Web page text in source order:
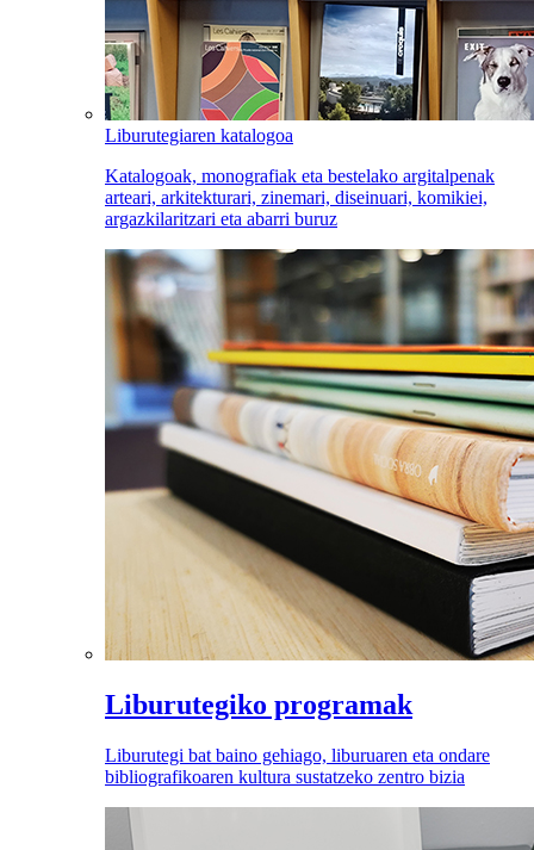
Liburutegiaren katalogoa
Katalogoak, monografiak eta bestelako argitalpenak
arteari, arkitekturari, zinemari, diseinuari, komikiei,
argazkilaritzari eta abarri buruz
Liburutegiko programak
Liburutegi bat baino gehiago, liburuaren eta ondare
bibliografikoaren kultura sustatzeko zentro bizia